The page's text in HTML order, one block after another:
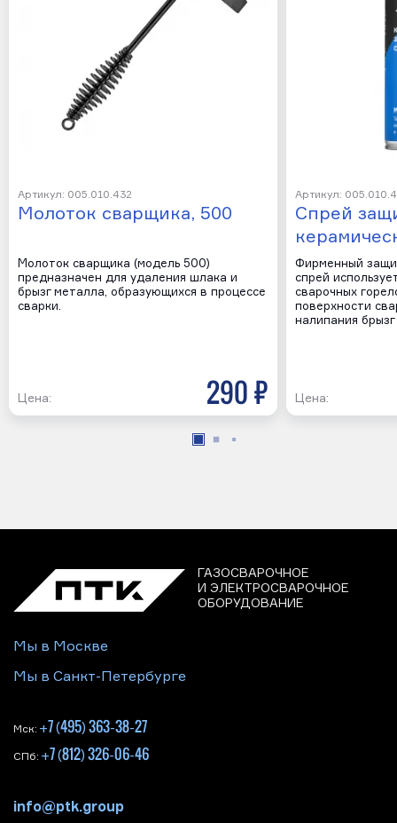
Артикул: 005.010.432
Молоток сварщика, 500
Молоток сварщика (модель 500)
предназначен для удаления шлака и
брызг металла, образующихся в процессе
сварки.
Цена: 290 р
Артикул:
Спрей
Фирменный
спрей
сварочных
поверхности
налипания
Цена:
ГАЗОСВАРОЧНОЕ
И ЭЛЕКТРОСВАРОЧНОЕ
ОБОРУДОВАНИЕ
Мы в Москве
Мы в Санкт-Петербурге
Мск: +7 (495) 363-38-27
СПб: +7 (812) 326-06-46
info@ptk.group